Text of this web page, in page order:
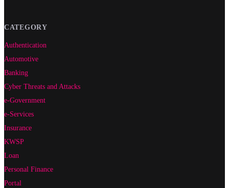
CATEGORY
Authentication
Automotive
Banking
Cyber Threats and Attacks
e-Government
e-Services
Insurance
KWSP
Loan
Personal Finance
Portal